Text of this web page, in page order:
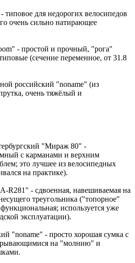
для недорогих велосипедов
очень сильно натирающее
- простой и прочный, "рога"
(сечение переменное, от 31.8
российский "noname" (из
очень тяжёлый и
"Мираж 80" -
с карманами и верхним
это лучшее из велосипедных
на практике).
R281" - сдвоенная, навешиваемая на
треугольника ("топорное"
используется уже
эксплуатации).
"noname" - просто хорошая сумка с
на "молнию" и